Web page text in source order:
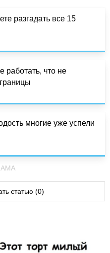
разгадать все 15
работать, что не
многие уже успели
статью (0)